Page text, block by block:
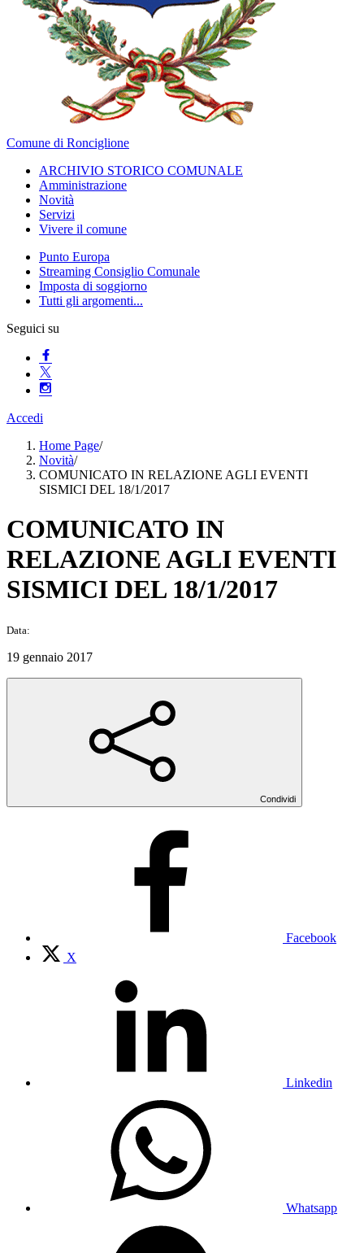
Comune di Ronciglione
ARCHIVIO STORICO COMUNALE
Amministrazione
Novità
Servizi
Vivere il comune
Punto Europa
Streaming Consiglio Comunale
Imposta di soggiorno
Tutti gli argomenti...
Seguici su
Accedi
Home Page/
Novità/
COMUNICATO IN RELAZIONE AGLI EVENTI
SISMICI DEL 18/1/2017
COMUNICATO IN
RELAZIONE AGLI EVENTI
SISMICI DEL 18/1/2017
Data:
19 gennaio 2017
Condividi
Facebook
X
Linkedin
Whatsapp